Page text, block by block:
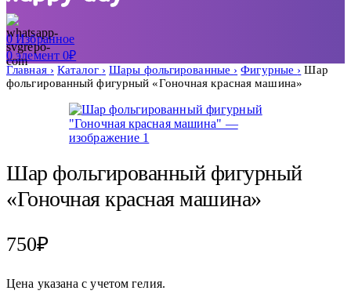
0Избранное
0элемент 0₽
Главная Каталог Шары фольгированные Фигурные
Шар
фольгированный фигурный «Гоночная красная машина»
Шар фольгированный фигурный
«Гоночная красная машина»
750₽
Цена указана с учетом гелия.